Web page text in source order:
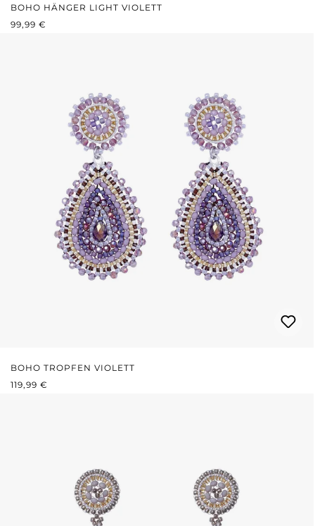
BOHO HÄNGER LIGHT VIOLETT
REGULÄRER PREIS:
99,99 €
BOHO TROPFEN VIOLETT
REGULÄRER PREIS:
119,99 €